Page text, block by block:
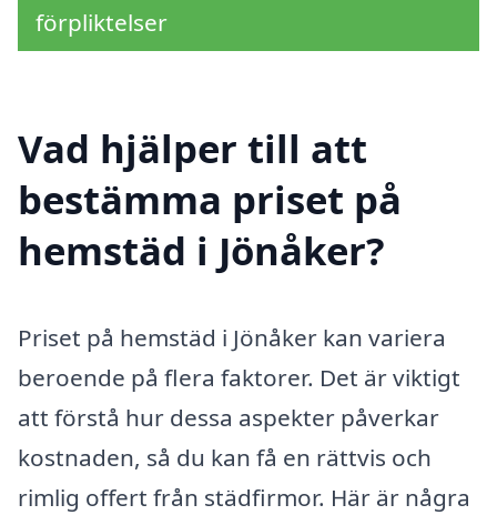
förpliktelser
Vad hjälper till att
bestämma priset på
hemstäd i Jönåker?
Priset på hemstäd i Jönåker kan variera
beroende på flera faktorer. Det är viktigt
att förstå hur dessa aspekter påverkar
kostnaden, så du kan få en rättvis och
rimlig offert från städfirmor. Här är några